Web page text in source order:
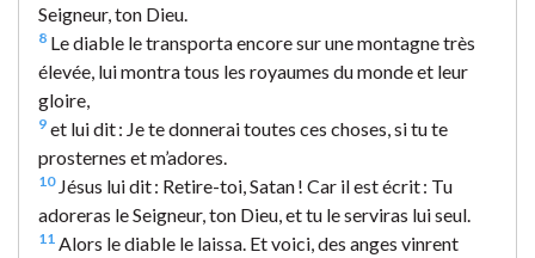
Seigneur, ton Dieu.
8 Le diable le transporta encore sur une montagne très
élevée, lui montra tous les royaumes du monde et leur
gloire,
9 et lui dit : Je te donnerai toutes ces choses, si tu te
prosternes et m’adores.
10Jésus lui dit : Retire-toi, Satan ! Car il est écrit : Tu
adoreras le Seigneur, ton Dieu, et tu le serviras lui seul.
11 Alors le diable le laissa. Et voici, des anges vinrent